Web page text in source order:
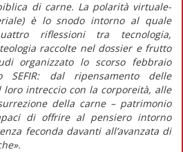
di carne. La polarità virtuale-
è lo snodo intorno al quale
riflessioni tra tecnologia,
raccolte nel dossier e frutto
organizzato lo scorso febbraio
SEFIR: dal ripensamento delle
loro intreccio con la corporeità, alle
della carne – patrimonio
di offrire al pensiero intorno
feconda davanti all’avanzata di